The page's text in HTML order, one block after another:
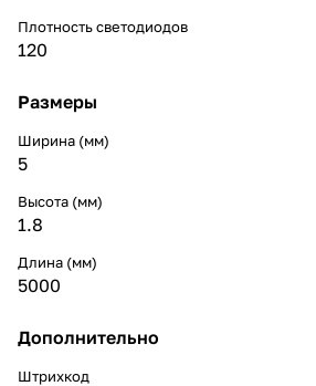
Плотность светодиодов
120
Размеры
Ширина (мм)
5
Высота (мм)
1.8
Длина (мм)
5000
Дополнительно
Штрихкод